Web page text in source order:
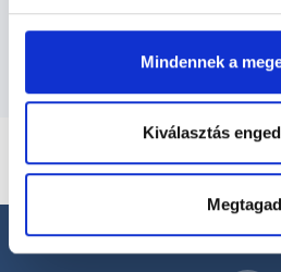
Mindennek a
Kiválasztás
Megtagad
Szolgáltatások